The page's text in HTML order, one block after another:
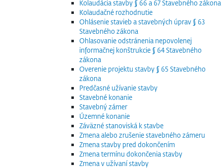
Kolaudácia stavby § 66 a 67 Stavebného zákona
Kolaudačné rozhodnutie
Ohlásenie stavieb a stavebných úprav § 63
Stavebného zákona
Ohlasovanie odstránenia nepovolenej
informačnej konštrukcie § 64 Stavebného
zákona
Overenie projektu stavby § 65 Stavebného
zákona
Predčasné užívanie stavby
Stavebné konanie
Stavebný zámer
Územné konanie
Záväzné stanoviská k stavbe
Zmena alebo zrušenie stavebného zámeru
Zmena stavby pred dokončením
Zmena termínu dokončenia stavby
Zmena v užívaní stavby